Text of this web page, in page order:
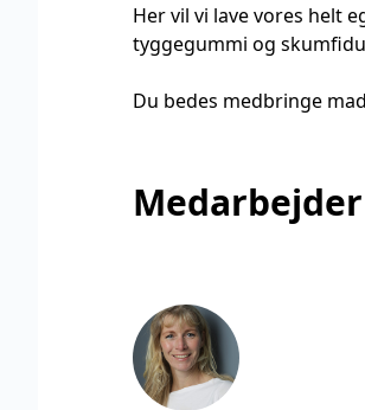
Her vil vi lave vores helt
tyggegummi og
Du bedes medbringe
Medarbejder